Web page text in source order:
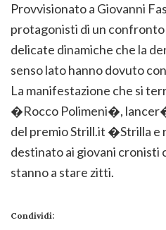
Provvisionato a Giovanni
protagonisti di un
delicate dinamiche che la
senso lato hanno dovuto
La manifestazione che si
�Rocco Polimeni�,
del premio Strill.it �Strilla e
destinato ai giovani cronisti
stanno a stare zitti.
Condividi: